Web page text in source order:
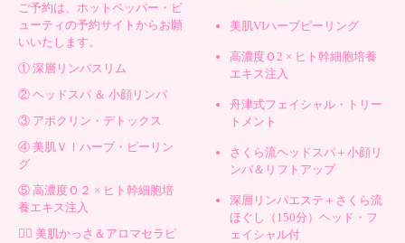
ご予約は、ホットペッパー・ビ
ューティの予約サイトからお願
いいたします。
① 深層リンパスリム
② ヘッドスパ ＆ 小顔リンパ
③ アポクリン・デトックス
④ 美肌ＶＩハーブ・ピーリン
グ
⑤ 高濃度Ｏ２ × ヒト幹細胞培
養エキス注入
💆‍♀️ 美肌かっさ＆アロマセラピ
美肌VIハーブピーリング
高濃度Ｏ2 × ヒト幹細胞培養
エキス注入
舟津式フェイシャル・トリー
トメント
さくら流ヘッドスパ＋小顔リ
ンパ＆リフトアップ
深層リンパエステ＋さくら流
ほぐし（150分）ヘッド・フ
ェイシャル付